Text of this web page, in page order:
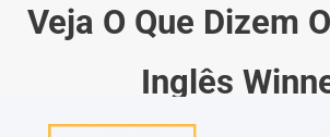
Veja O Que Dizem
Inglês